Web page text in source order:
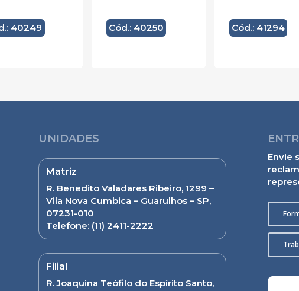
40249 Cód.: 40250 Cód.: 41294
UNIDADES
Matriz
R. Benedito Valadares Ribeiro, 1299 –
Vila Nova Cumbica – Guarulhos – SP,
07231-010
Telefone: (11) 2411-2222
Filial
R. Joaquina Teófilo do Espírito Santo,
Envie